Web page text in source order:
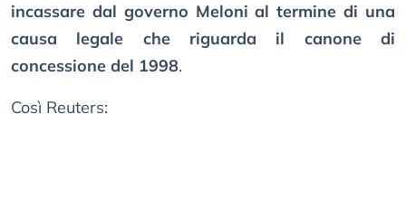
incassare dal governo Meloni al termine di una
causa legale che riguarda il canone di
concessione del 1998.
Così Reuters: